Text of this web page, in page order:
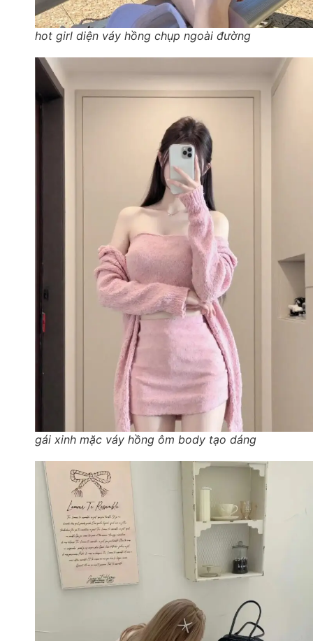
hot girl diện váy hồng chụp ngoài đường
gái xinh mặc váy hồng ôm body tạo dáng